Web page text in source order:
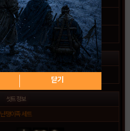
손상 여부 -
+4까지 안전하게 가능
아이템 설명
셋트 정보
난쟁이족 세트
닫기